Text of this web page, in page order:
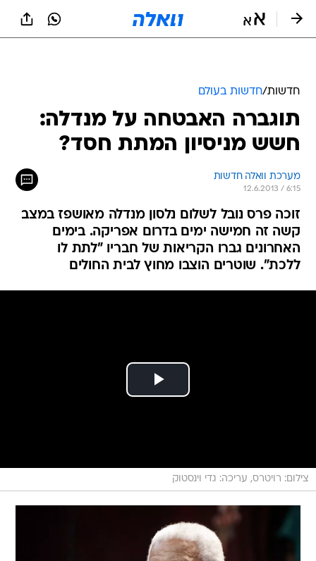
חדשות/חדשות בעולם
תוגברה האבטחה על מנדלה:
חשש מניסיון המתת חסד?
מערכת וואלה חדשות
12.6.2013 / 6:15
זוכה פרס נובל לשלום נלסון מנדלה מאושפז במצב
קשה זה חמישה ימים בדרום אפריקה. בימים
האחרונים גברו הקריאות של חבריו "לתת לו
ללכת". שוטרים הוצבו מחוץ לבית החולים
צילום: רויטרס, עריכה: גדי וינסטוק